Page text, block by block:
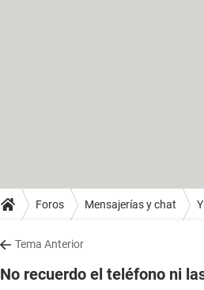
Foros Mensajerías y chat
Tema Anterior
No recuerdo el teléfono ni